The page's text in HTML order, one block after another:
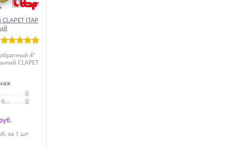
ITAP
4"
CLAPET
0
Электродный проезд, 6с1
0
за 1 шт